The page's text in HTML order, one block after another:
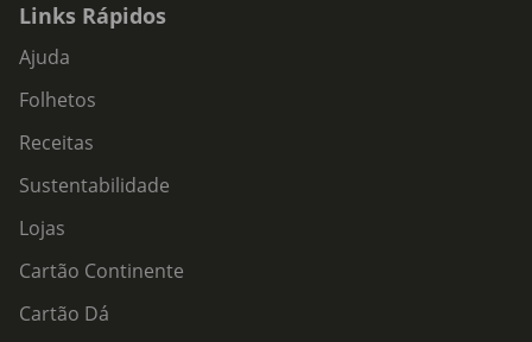
Links Rápidos
Ajuda
Folhetos
Receitas
Sustentabilidade
Lojas
Cartão Continente
Cartão Dá